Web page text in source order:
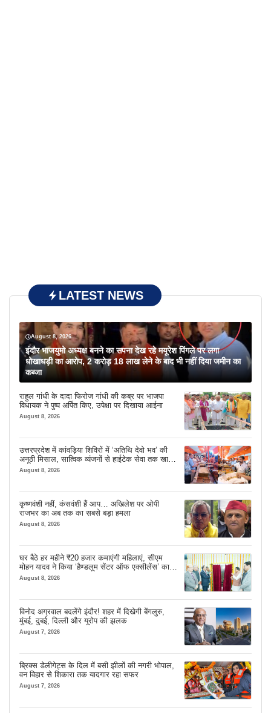
LATEST NEWS
August 8, 2026
इंदौर भाजयुमो अध्यक्ष बनने का सपना देख रहे मयूरेश पिंगले पर लगा
धोखाधड़ी का आरोप, 2 करोड़ 18 लाख लेने के बाद भी नहीं दिया जमीन का
कब्जा
राहुल गांधी के दादा फिरोज गांधी की कब्र पर भाजपा
विधायक ने पुष्प अर्पित किए, उपेक्षा पर दिखाया आईना
August 8, 2026
उत्तरप्रदेश में कांवड़िया शिविरों में ‘अतिथि देवो भव’ की
अनूठी मिसाल, सात्विक व्यंजनों से हाईटेक सेवा तक खास
इंतजाम
August 8, 2026
कृष्णवंशी नहीं, कंसवंशी हैं आप… अखिलेश पर ओपी
राजभर का अब तक का सबसे बड़ा हमला
August 8, 2026
घर बैठे हर महीने ₹20 हजार कमाएंगी महिलाएं, सीएम
मोहन यादव ने किया ‘हैण्डलूम सेंटर ऑफ एक्सीलेंस’ का
शुभारंभ
August 8, 2026
विनोद अग्रवाल बदलेंगे इंदौर! शहर में दिखेगी बेंगलुरु,
मुंबई, दुबई, दिल्ली और यूरोप की झलक
August 7, 2026
ब्रिक्स डेलीगेट्स के दिल में बसी झीलों की नगरी भोपाल,
वन विहार से शिकारा तक यादगार रहा सफर
August 7, 2026